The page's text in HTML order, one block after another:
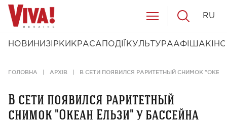
НОВИНИ ЗІРКИ КРАСА ПОДІЇ КУЛЬТУРААФІША КІНО
RU
ГОЛОВНА АРХІВ В СЕТИ ПОЯВИЛСЯ РАРИТЕТНЫЙ СНИМОК
В сети появился раритетный
снимок "Океан Ельзи" у бассейна